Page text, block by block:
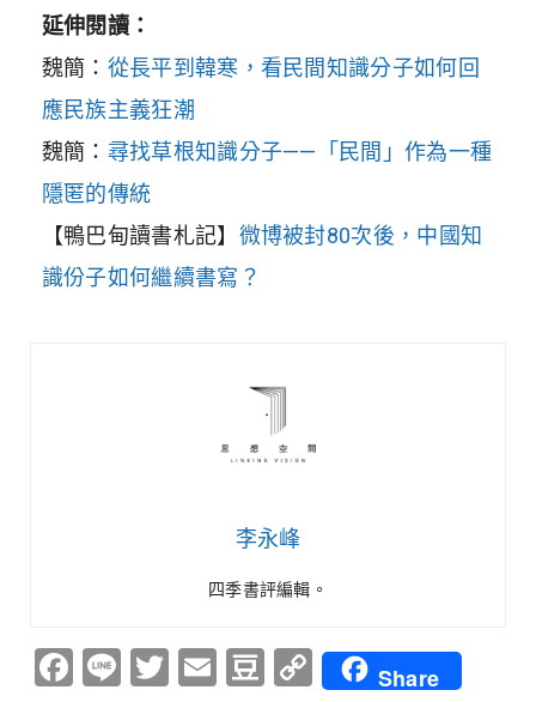
延伸閱讀：
魏簡： 從長平到韓寒，看民間知識分子如何回
應民族主義狂潮
魏簡： 尋找草根知識分子——「民間」作為一種
隱匿的傳統
【鴨巴甸讀書札記】 微博被封80次後，中國知
識份子如何繼續書寫？
李永峰
四季書評編輯。
Facebook
LineTwitter
EmailDouban
CopyShare